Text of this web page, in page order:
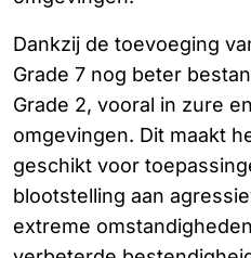
Dankzij de toevoeging
Grade 7 nog beter
Grade 2, vooral in zure
omgevingen. Dit maakt
geschikt voor
blootstelling aan
extreme